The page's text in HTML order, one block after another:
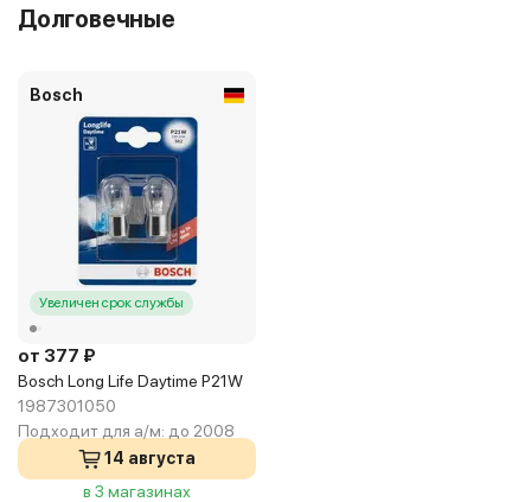
Долговечные
Bosch
Увеличен срок службы
от 377 ₽
Bosch Long Life Daytime P21W
1987301050
Подходит для а/м: до 2008
14 августа
в 3 магазинах